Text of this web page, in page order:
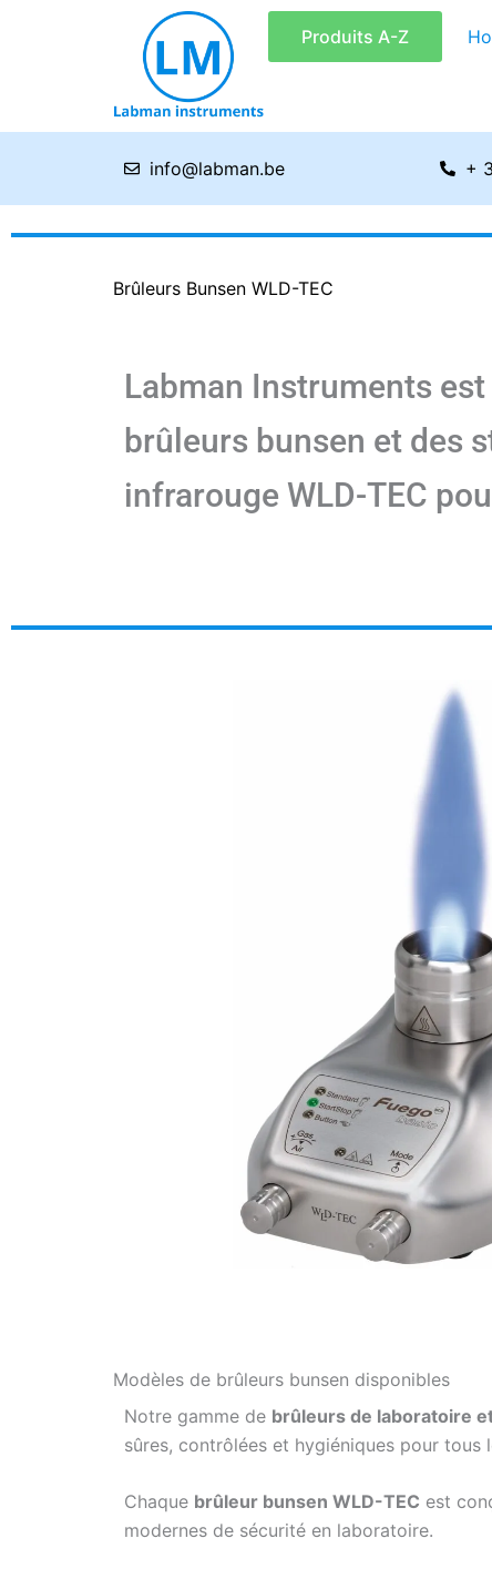
Produits A-Z
info@labman.be +
Brûleurs Bunsen WLD-TEC
Labman Instruments
brûleurs bunsen et des
infrarouge WLD-TEC
Modèles de brûleurs bunsen disponibles
Notre gamme de brûleurs de laboratoire
sûres, contrôlées et hygiéniques pour
Chaque brûleur bunsen WLD-TEC est
modernes de sécurité en laboratoire.